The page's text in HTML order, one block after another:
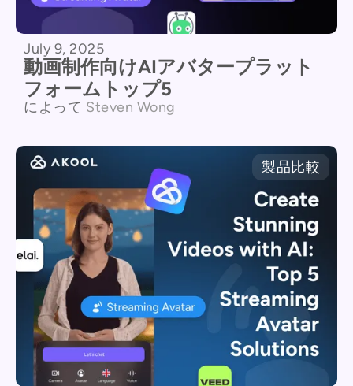
July 9, 2025
動画制作向けAIアバタープラット
フォームトップ5
によって Steven Wong
製品比較